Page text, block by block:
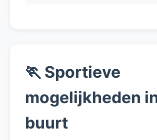
🏃 Sportieve
mogelijkheden
buurt